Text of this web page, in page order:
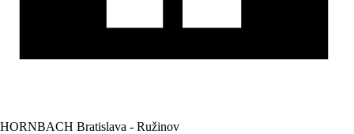
HORNBACH Bratislava - Ružinov